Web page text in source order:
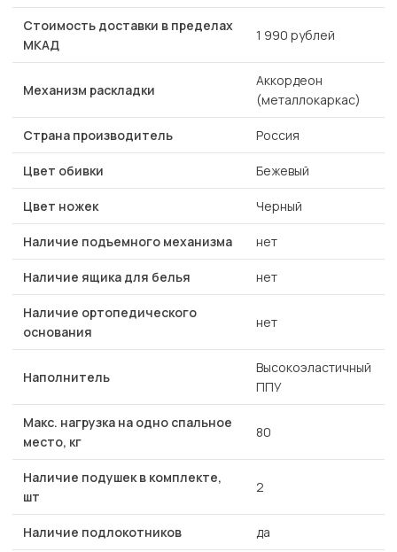
Стоимость доставки в пределах
МКАД
1 990 рублей
Механизм раскладки
Аккордеон
(металлокаркас)
Страна производитель Россия
Цвет обивки Бежевый
Цвет ножек Черный
Наличие подъемного механизма нет
Наличие ящика для белья нет
Наличие ортопедического
основания
нет
Наполнитель
Высокоэластичный
ППУ
Макс. нагрузка на одно спальное
место, кг
80
Наличие подушек в комплекте,
шт
2
Наличие подлокотников да